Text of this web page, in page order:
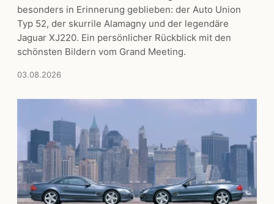
besonders in Erinnerung geblieben: der Auto Union
Typ 52, der skurrile Alamagny und der legendäre
Jaguar XJ220. Ein persönlicher Rückblick mit den
schönsten Bildern vom Grand Meeting.
03.08.2026